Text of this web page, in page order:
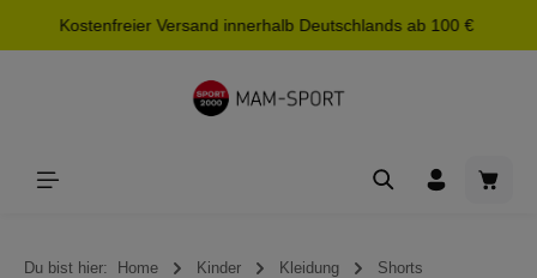
springen
Kostenfreier Versand innerhalb Deutschlands ab 100 €
Du bist hier: Home Kinder Kleidung Shorts